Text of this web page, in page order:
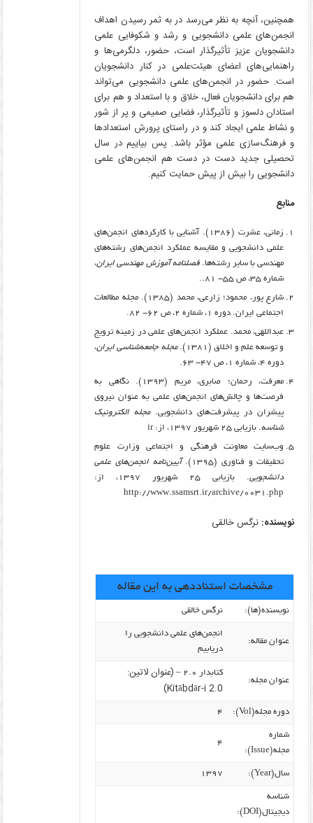
همچنین، آنچه به نظر می‌رسد در به ثمر رسیدن اهداف
انجمن‌های علمی دانشجویی و رشد و شکوفایی علمی
دانشجویان عزیز تأثیرگذار است، حضور، دلگرمی‌ها و
راهنمایی‌های اعضای هیئت‌علمی در کنار دانشجویان
است. حضور در انجمن‌های علمی دانشجویی می‌تواند
هم برای دانشجویان فعال، خلاق و با استعداد و هم برای
استادان دلسوز و تأثیرگذار، فضایی صمیمی و پر از شور
و نشاط علمی ایجاد کند و در راستای پرورش استعدادها
و فرهنگ‌سازی علمی مؤثر باشد. پس بیاییم در سال
تحصیلی جدید دست در دست هم انجمن‌های علمی
دانشجویی را بیش از پیش حمایت کنیم.
منابع
زمانی، عشرت (۱۳۸۶). آشنایی با کارکردهای انجمن‌های
علمی دانشجویی و مقایسه عملکرد انجمن‌های رشته‌های
مهندسی با سایر رشته‌ها.فصلنامه آموزش مهندسی ایران،
شماره ۳۵، ص ۵۵- ۸۱..
شارع پور، محمود؛ زارعی، محمد (۱۳۸۵). مجله مطالعات
اجتماعی ایران. دوره ۱، شماره ۲، ص ۶۲- ۸۲.
عبداللهی، محمد. عملکرد انجمن‌های علمی در زمینه ترویج
و توسعه علم و اخلاق (۱۳۸۱).
مجله جامعه‌شناسی ایران،
دوره ۴، شماره ۱، ص ۴۷- ۶۳.
معرفت، رحمان؛ صابری، مریم (۱۳۹۳). نگاهی به
فرصت‌ها و چالش‌های انجمن‌های علمی به عنوان نیروی
پیشران در پیشرفت‌های دانشجویی.مجله الکترونیک
شناسه. بازیابی ۲۵ شهریور ۱۳۹۷، از: ir
وب‌سایت معاونت فرهنگی و اجتماعی وزارت علوم
تحقیقات و فناوری (۱۳۹۵).
آییننامه انجمنهای علمی
دانشجویی
. بازیابی ۲۵ شهریور ۱۳۹۷، از:
http://www.ssamsrt.ir/archive/0031.php
نویسنده: نرگس خالقی
مشخصات استناددهی به این مقاله
نویسنده‌(ها): نرگس خالقی
عنوان مقاله:
انجمن‌های علمی دانشجویی را
دریابیم
عنوان مجله:
کتابدار ۲.۰ –
(عنوان لاتین:
Kitābdār-i 2.0)
دوره مجله(Vol): ۴
شماره
مجله(Issue):
۴
سال(Year): ۱۳۹۷
شناسه
دیجیتال(DOI):